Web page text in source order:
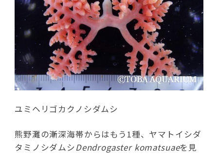
ユミヘリゴカクノシダムシ
熊野灘の漸深海帯からはもう1種、ヤマトイシダ
タミノシダムシDendrogaster komatsuaeを見